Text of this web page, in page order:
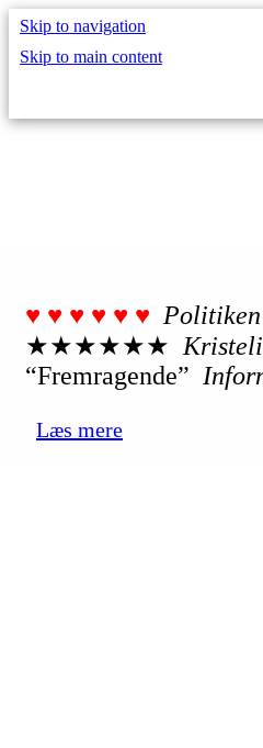
Skip to navigation
Skip to main content
♥︎ ♥︎ ♥︎ ♥︎ ♥︎ ♥︎ Politiken
★★★★★★
“Fremragende”
Læs mere